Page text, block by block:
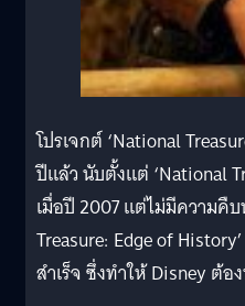
โปรเจกต์ ‘National
ปีแล้ว นับตั้งแต่ ‘National
เมื่อปี 2007 แต่ไม่มีความคื
Treasure: Edge of
สำเร็จ ซึ่งทำให้ Disney ต้